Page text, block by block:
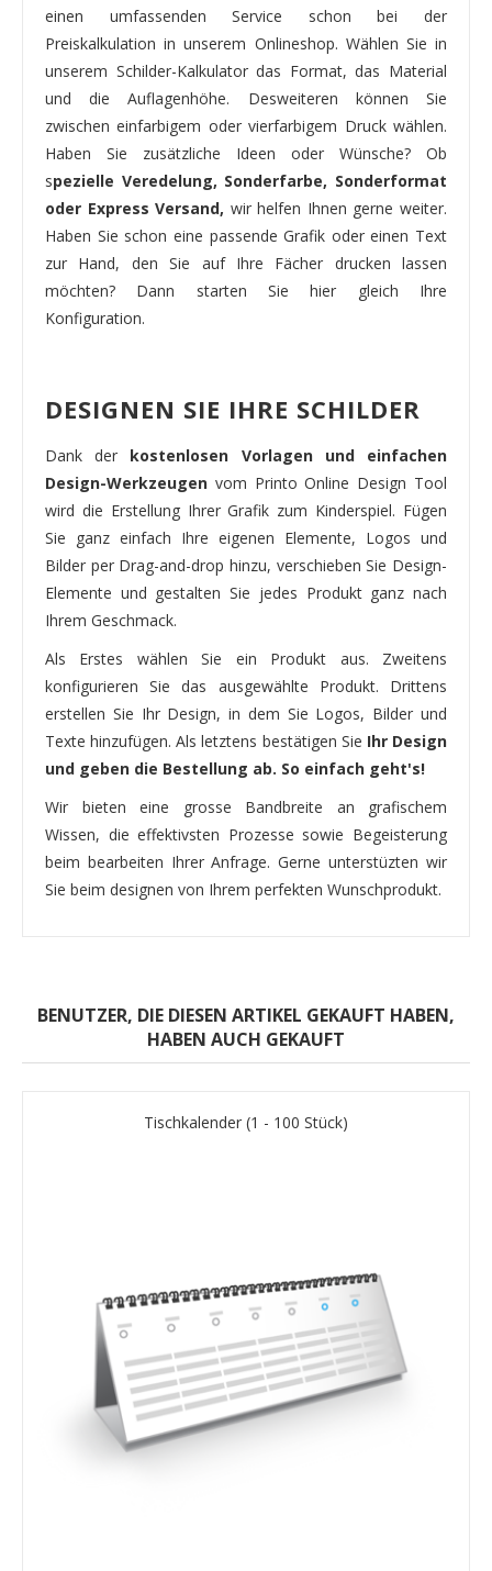
einen umfassenden Service schon bei der
Preiskalkulation in unserem Onlineshop. Wählen Sie in
unserem Schilder-Kalkulator das Format, das Material
und die Auflagenhöhe. Desweiteren können Sie
zwischen einfarbigem oder vierfarbigem Druck wählen.
Haben Sie zusätzliche Ideen oder Wünsche? Ob
spezielle Veredelung, Sonderfarbe, Sonderformat
oder Express Versand, wir helfen Ihnen gerne weiter.
Haben Sie schon eine passende Grafik oder einen Text
zur Hand, den Sie auf Ihre Fächer drucken lassen
möchten? Dann starten Sie hier gleich Ihre
Konfiguration.
DESIGNEN SIE IHRE SCHILDER
Dank der kostenlosen Vorlagen und einfachen
Design-Werkzeugen vom Printo Online Design Tool
wird die Erstellung Ihrer Grafik zum Kinderspiel. Fügen
Sie ganz einfach Ihre eigenen Elemente, Logos und
Bilder per Drag-and-drop hinzu, verschieben Sie Design-
Elemente und gestalten Sie jedes Produkt ganz nach
Ihrem Geschmack.
Als Erstes wählen Sie ein Produkt aus. Zweitens
konfigurieren Sie das ausgewählte Produkt. Drittens
erstellen Sie Ihr Design, in dem Sie Logos, Bilder und
Texte hinzufügen. Als letztens bestätigen Sie Ihr Design
und geben die Bestellung ab. So einfach geht's!
Wir bieten eine grosse Bandbreite an grafischem
Wissen, die effektivsten Prozesse sowie Begeisterung
beim bearbeiten Ihrer Anfrage. Gerne unterstüzten wir
Sie beim designen von Ihrem perfekten Wunschprodukt.
BENUTZER, DIE DIESEN ARTIKEL GEKAUFT HABEN,
HABEN AUCH GEKAUFT
Tischkalender (1 - 100 Stück)